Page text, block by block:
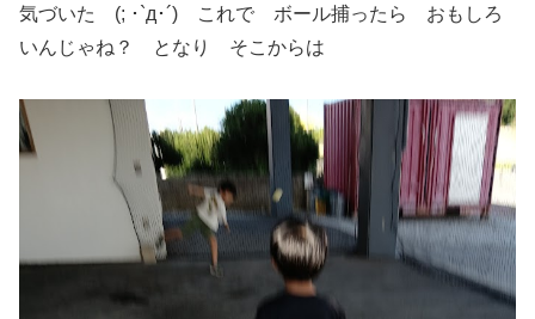
気づいた (; ･`д･´) これで ボール捕ったら おもしろ
いんじゃね？ となり そこからは